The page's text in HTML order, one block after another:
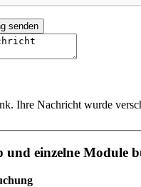
senden
Ihre Nachricht wurde
und einzelne Module